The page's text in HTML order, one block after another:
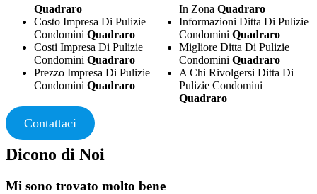
Quadraro
Costo Impresa Di Pulizie
Condomini Quadraro
Costi Impresa Di Pulizie
Condomini Quadraro
Prezzo Impresa Di Pulizie
Condomini Quadraro
In ZonaQuadraro
Informazioni Ditta Di Pulizie
CondominiQuadraro
Migliore Ditta Di Pulizie
CondominiQuadraro
A Chi Rivolgersi Ditta Di
Pulizie Condomini
Quadraro
Contattaci
Dicono di Noi
Mi sono trovato molto bene